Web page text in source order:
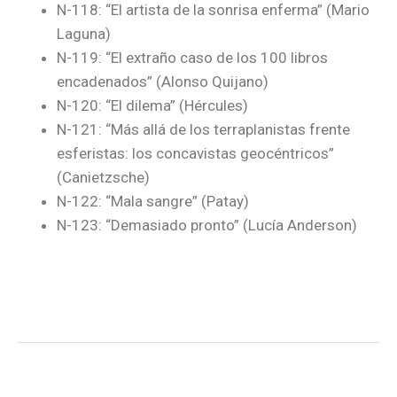
N-118: “El artista de la sonrisa enferma” (Mario
Laguna)
N-119: “El extraño caso de los 100 libros
encadenados” (Alonso Quijano)
N-120: “El dilema” (Hércules)
N-121: “Más allá de los terraplanistas frente
esferistas: los concavistas geocéntricos”
(Canietzsche)
N-122: “Mala sangre” (Patay)
N-123: “Demasiado pronto” (Lucía Anderson)